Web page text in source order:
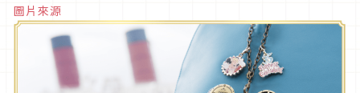
圖片來源